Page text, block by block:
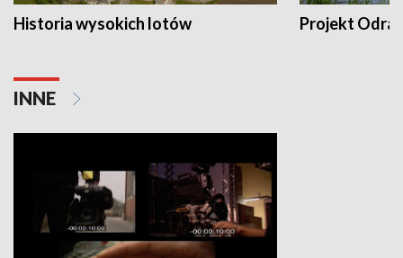
Historia wysokich lotów Projekt Odra
INNE